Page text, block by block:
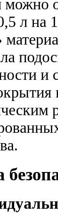
можно
л на
и